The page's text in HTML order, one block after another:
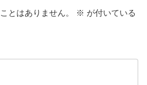
とはありません。 ※ が付いている